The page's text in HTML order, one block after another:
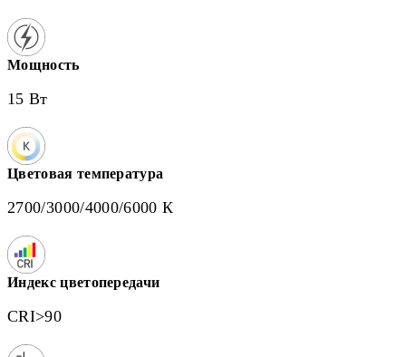
Мощность
15 Вт
Цветовая температура
2700/3000/4000/6000 К
Индекс цветопередачи
CRI>90